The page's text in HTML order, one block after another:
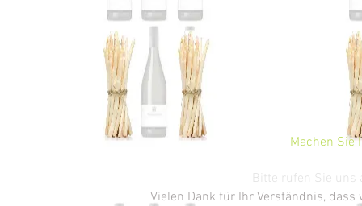
Machen Sie
Bitte rufen Sie uns
Vielen Dank für Ihr Verständnis,